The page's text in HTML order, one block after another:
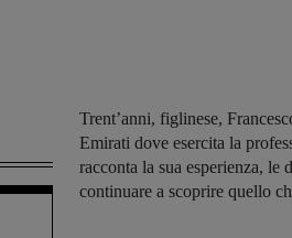
Trent’anni, figlinese,
Emirati dove esercita la
racconta la sua esperienza,
continuare a scoprire quello